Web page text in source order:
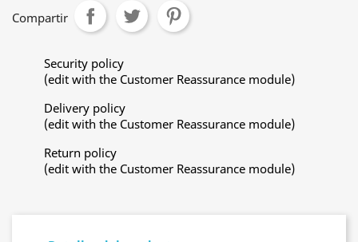
Compartir
Security policy
(edit with the Customer Reassurance module)
Delivery policy
(edit with the Customer Reassurance module)
Return policy
(edit with the Customer Reassurance module)